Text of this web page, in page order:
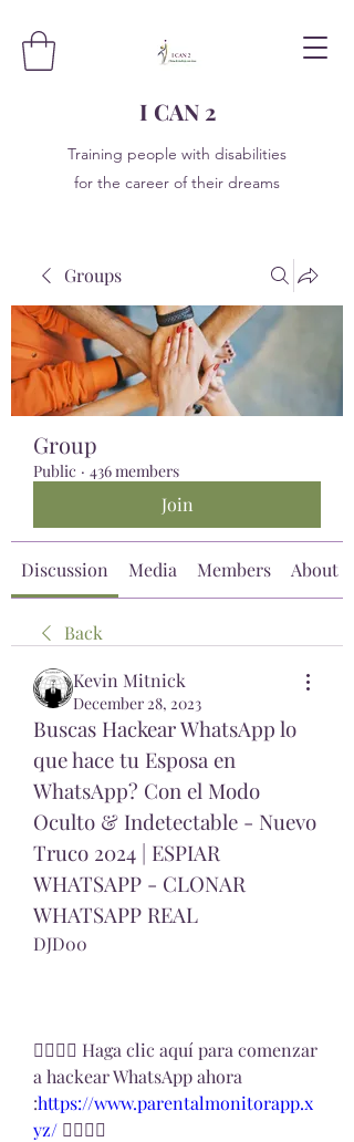
I CAN 2
Training people with disabilities
for the career of their dreams
Groups
Group
Public · 436 members
Join
Discussion Media Members About
Back
Kevin Mitnick
December 28, 2023
Buscas Hackear WhatsApp lo
que hace tu Esposa en
WhatsApp? Con el Modo
Oculto & Indetectable - Nuevo
Truco 2024 | ESPIAR
WHATSAPP - CLONAR
WHATSAPP REAL
DJD00
👉🏻👉🏻 Haga clic aquí para comenzar
a hackear WhatsApp ahora
:https://www.parentalmonitorapp.x
yz/ 👈🏻👈🏻